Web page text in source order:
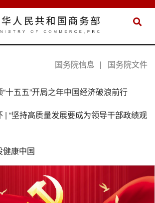
国务院信息 | 国务院文件
十五五”开局之年中国经济破浪前行
| “坚持高质量发展要成为领导干部政绩观
健康中国